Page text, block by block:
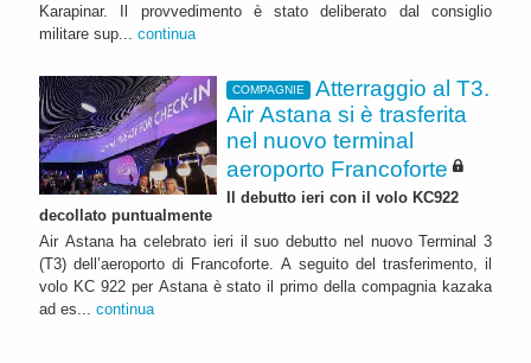
Karapinar. Il provvedimento è stato deliberato dal consiglio
militare sup... continua
COMPAGNIE
Atterraggio al T3.
Air Astana si è trasferita
nel nuovo terminal
aeroporto Francoforte
Il debutto ieri con il volo KC922
decollato puntualmente
Air Astana ha celebrato ieri il suo debutto nel nuovo Terminal 3
(T3) dell’aeroporto di Francoforte. A seguito del trasferimento, il
volo KC 922 per Astana è stato il primo della compagnia kazaka
ad es... continua